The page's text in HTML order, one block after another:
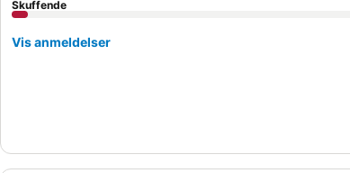
Skuffende
Vis anmeldelser